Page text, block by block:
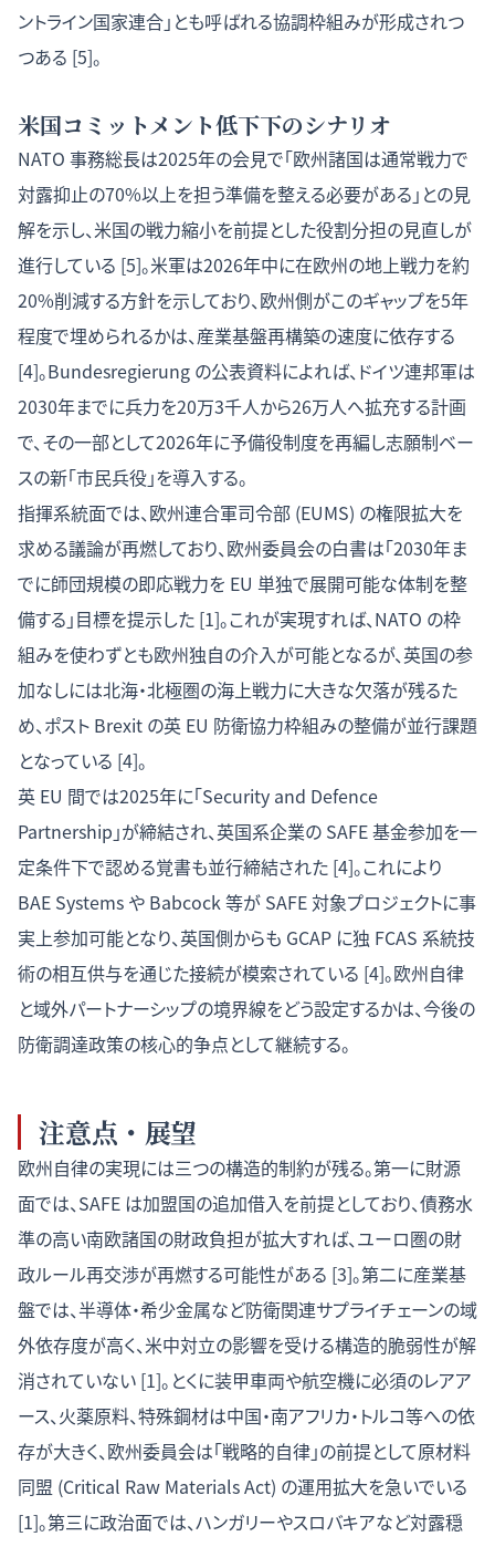
ントライン国家連合」とも呼ばれる協調枠組みが形成されつ
つある [5]。
米国コミットメント低下下のシナリオ
NATO 事務総長は2025年の会見で「欧州諸国は通常戦力で
対露抑止の70%以上を担う準備を整える必要がある」との見
解を示し、米国の戦力縮小を前提とした役割分担の見直しが
進行している [5]。米軍は2026年中に在欧州の地上戦力を約
20%削減する方針を示しており、欧州側がこのギャップを5年
程度で埋められるかは、産業基盤再構築の速度に依存する
[4]。Bundesregierung の公表資料によれば、ドイツ連邦軍は
2030年までに兵力を20万3千人から26万人へ拡充する計画
で、その一部として2026年に予備役制度を再編し志願制ベー
スの新「市民兵役」を導入する。
指揮系統面では、欧州連合軍司令部 (EUMS) の権限拡大を
求める議論が再燃しており、欧州委員会の白書は「2030年ま
でに師団規模の即応戦力を EU 単独で展開可能な体制を整
備する」目標を提示した [1]。これが実現すれば、NATO の枠
組みを使わずとも欧州独自の介入が可能となるが、英国の参
加なしには北海・北極圏の海上戦力に大きな欠落が残るた
め、ポスト Brexit の英 EU 防衛協力枠組みの整備が並行課題
となっている [4]。
英 EU 間では2025年に「Security and Defence
Partnership」が締結され、英国系企業の SAFE 基金参加を一
定条件下で認める覚書も並行締結された [4]。これにより
BAE Systems や Babcock 等が SAFE 対象プロジェクトに事
実上参加可能となり、英国側からも GCAP に独 FCAS 系統技
術の相互供与を通じた接続が模索されている [4]。欧州自律
と域外パートナーシップの境界線をどう設定するかは、今後の
防衛調達政策の核心的争点として継続する。
注意点・展望
欧州自律の実現には三つの構造的制約が残る。第一に財源
面では、SAFE は加盟国の追加借入を前提としており、債務水
準の高い南欧諸国の財政負担が拡大すれば、ユーロ圏の財
政ルール再交渉が再燃する可能性がある [3]。第二に産業基
盤では、半導体・希少金属など防衛関連サプライチェーンの域
外依存度が高く、米中対立の影響を受ける構造的脆弱性が解
消されていない [1]。とくに装甲車両や航空機に必須のレアア
ース、火薬原料、特殊鋼材は中国・南アフリカ・トルコ等への依
存が大きく、欧州委員会は「戦略的自律」の前提として原材料
同盟 (Critical Raw Materials Act) の運用拡大を急いでいる
[1]。第三に政治面では、ハンガリーやスロバキアなど対露穏